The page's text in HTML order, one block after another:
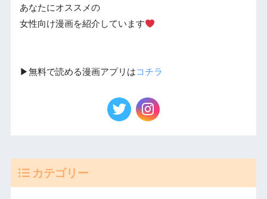
あなたにオススメの
女性向け漫画を紹介しています
▶︎無料で読める漫画アプリはコチラ
カテゴリー